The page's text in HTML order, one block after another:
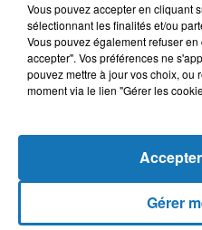
Bélier
Vous pouvez accepter en cliquant
sélectionnant les finalités et/ou
Vous pouvez également refuser
accepter". Vos préférences ne
pouvez mettre à jour vos choix, ou
moment via le lien "Gérer les
Gérer